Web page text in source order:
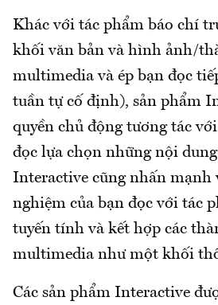
Khác với tác phẩm báo chí
khối văn bản và hình ảnh/
multimedia và ép bạn đọc
tuần tự cố định), sản phẩm
quyền chủ động tương tác
đọc lựa chọn những nội
Interactive cũng nhấn mạnh
nghiệm của bạn đọc với tác
tuyến tính và kết hợp các
multimedia như một khối
Các sản phẩm Interactive